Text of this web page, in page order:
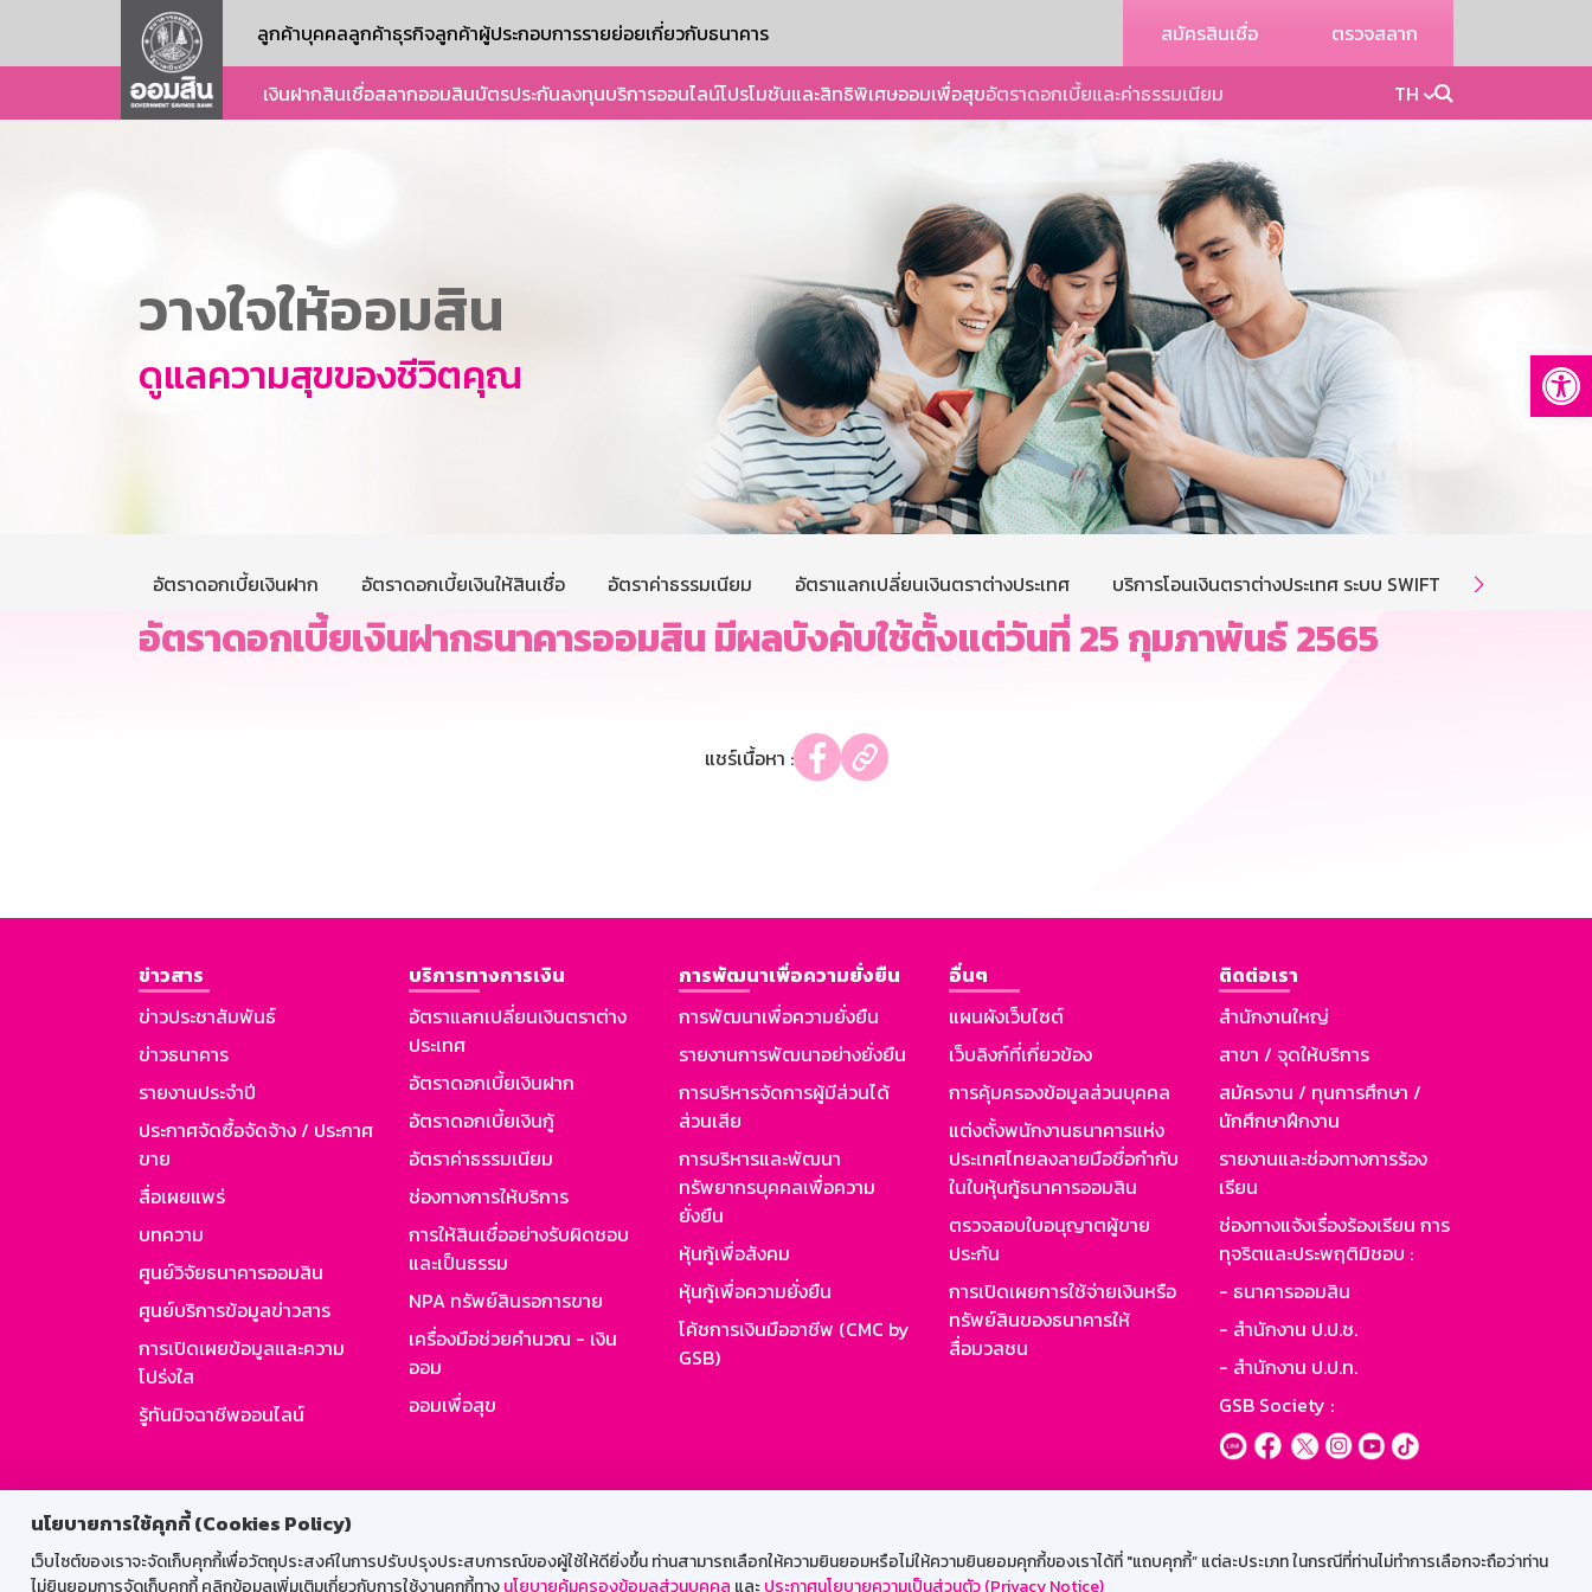
นโยบายการใช้คุกกี้ (Cookies Policy)
เว็บไซต์ของเราจะจัดเก็บคุกกี้เพื่อวัตถุประสงค์ในการปรับปรุงประสบการณ์ของผู้ใช้ให้ดียิ่งขึ้น ท่านสามารถเลือกให้ความยินยอมหรือไม่ให้ความยินยอมคุกกี้ของเราได้ที่ "แถบคุกกี้” แต่ละประเภท ในกรณีที่ท่านไม่ทำการเลือกจะถือว่าท่าน
ไม่ยินยอมการจัดเก็บคุกกี้ คลิกข้อมูลเพิ่มเติมเกี่ยวกับการใช้งานคุกกี้ทางนโยบายคุ้มครองข้อมูลส่วนบุคคล และประกาศนโยบายความเป็นส่วนตัว (Privacy Notice)
ลูกค้าบุคคลลูกค้าธุรกิจลูกค้าผู้ประกอบการรายย่อยเกี่ยวกับธนาคาร สมัครสินเชื่อ ตรวจสลาก
เงินฝากสินเชื่อสลากออมสินบัตรประกันลงทุนบริการออนไลน์โปรโมชันและสิทธิพิเศษออมเพื่อสุขอัตราดอกเบี้ยและค่าธรรมเนียม TH
วางใจให้ออมสิน
ดูแลความสุขของชีวิตคุณ
อัตราดอกเบี้ยเงินฝาก อัตราดอกเบี้ยเงินให้สินเชื่อ อัตราค่าธรรมเนียม อัตราแลกเปลี่ยนเงินตราต่างประเทศ บริการโอนเงินตราต่างประเทศ ระบบ SWIFT บริการโอนเงิ

อัตราดอกเบี้ยเงินฝากธนาคารออมสิน มีผลบังคับใช้ตั้งแต่วันที่ 25 กุมภาพันธ์ 2565
แชร์เนื้อหา :
ข่าวสาร
ข่าวประชาสัมพันธ์
ข่าวธนาคาร
รายงานประจำปี
ประกาศจัดซื้อจัดจ้าง / ประกาศ
ขาย
สื่อเผยแพร่
บทความ
ศูนย์วิจัยธนาคารออมสิน
ศูนย์บริการข้อมูลข่าวสาร
การเปิดเผยข้อมูลและความ
โปร่งใส
รู้ทันมิจฉาชีพออนไลน์
บริการทางการเงิน
อัตราแลกเปลี่ยนเงินตราต่าง
ประเทศ
อัตราดอกเบี้ยเงินฝาก
อัตราดอกเบี้ยเงินกู้
อัตราค่าธรรมเนียม
ช่องทางการให้บริการ
การให้สินเชื่ออย่างรับผิดชอบ
และเป็นธรรม
NPA ทรัพย์สินรอการขาย
เครื่องมือช่วยคำนวณ - เงิน
ออม
ออมเพื่อสุข
การพัฒนาเพื่อความยั่งยืน
การพัฒนาเพื่อความยั่งยืน
รายงานการพัฒนาอย่างยั่งยืน
การบริหารจัดการผู้มีส่วนได้
ส่วนเสีย
การบริหารและพัฒนา
ทรัพยากรบุคคลเพื่อความ
ยั่งยืน
หุ้นกู้เพื่อสังคม
หุ้นกู้เพื่อความยั่งยืน
โค้ชการเงินมืออาชีพ (CMC by
GSB)
อื่นๆ
แผนผังเว็บไซต์
เว็บลิงก์ที่เกี่ยวข้อง
การคุ้มครองข้อมูลส่วนบุคคล
แต่งตั้งพนักงานธนาคารแห่ง
ประเทศไทยลงลายมือชื่อกำกับ
ในใบหุ้นกู้ธนาคารออมสิน
ตรวจสอบใบอนุญาตผู้ขาย
ประกัน
การเปิดเผยการใช้จ่ายเงินหรือ
ทรัพย์สินของธนาคารให้
สื่อมวลชน
ติดต่อเรา
สำนักงานใหญ่
สาขา / จุดให้บริการ
สมัครงาน / ทุนการศึกษา /
นักศึกษาฝึกงาน
รายงานและช่องทางการร้อง
เรียน
ช่องทางแจ้งเรื่องร้องเรียน การ
ทุจริตและประพฤติมิชอบ :
- ธนาคารออมสิน
- สำนักงาน ป.ป.ช.
- สำนักงาน ป.ป.ท.
GSB Society :